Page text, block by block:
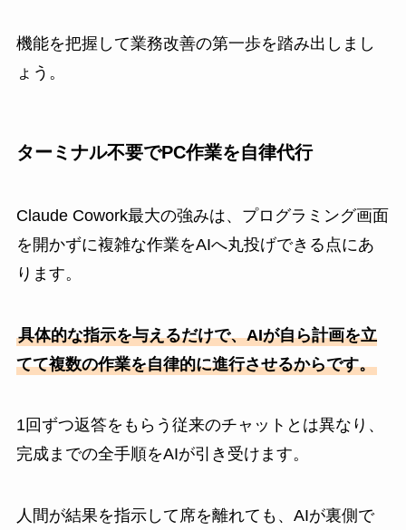
機能を把握して業務改善の第一歩を踏み出しまし
ょう。
ターミナル不要でPC作業を自律代行
Claude Cowork最大の強みは、プログラミング画面
を開かずに複雑な作業をAIへ丸投げできる点にあ
ります。
具体的な指示を与えるだけで、AIが自ら計画を立
てて複数の作業を自律的に進行させるからです。
1回ずつ返答をもらう従来のチャットとは異なり、
完成までの全手順をAIが引き受けます。
人間が結果を指示して席を離れても、AIが裏側で